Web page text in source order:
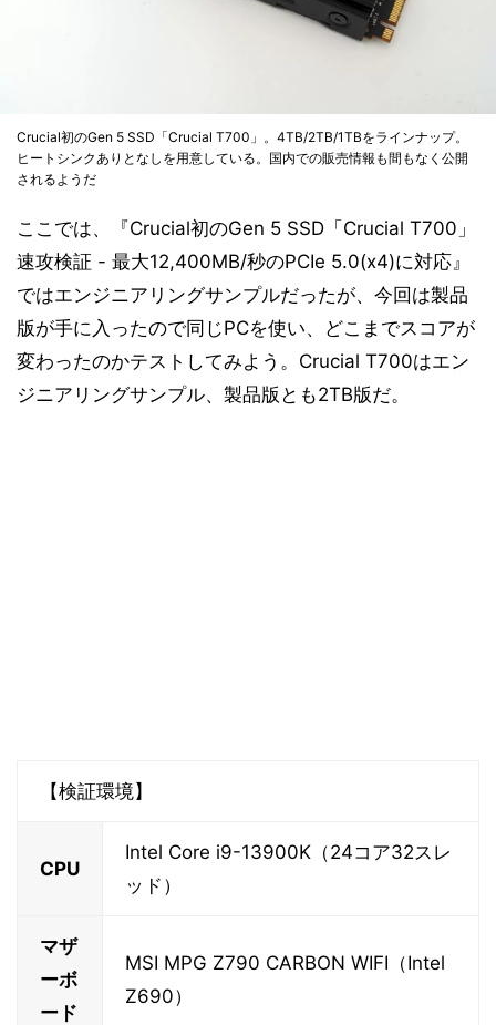
Crucial初のGen 5 SSD「Crucial T700」。4TB/2TB/1TBをラインナップ。
ヒートシンクありとなしを用意している。国内での販売情報も間もなく公開
されるようだ
ここでは、『Crucial初のGen 5 SSD「Crucial T700」
速攻検証 - 最大12,400MB/秒のPCIe 5.0(x4)に対応』
ではエンジニアリングサンプルだったが、今回は製品
版が手に入ったので同じPCを使い、どこまでスコアが
変わったのかテストしてみよう。Crucial T700はエン
ジニアリングサンプル、製品版とも2TB版だ。
【検証環境】
CPU
Intel Core i9-13900K（24コア32スレ
ッド）
マザ
ーボ
ード
MSI MPG Z790 CARBON WIFI（Intel
Z690）